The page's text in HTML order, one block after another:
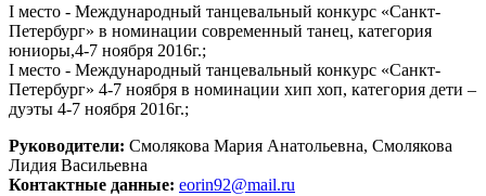
I место - Международный танцевальный конкурс «Санкт-
Петербург» в номинации современный танец, категория
юниоры,4-7 ноября 2016г.;
I место - Международный танцевальный конкурс «Санкт-
Петербург» 4-7 ноября в номинации хип хоп, категория дети –
дуэты 4-7 ноября 2016г.;
Руководители: Смолякова Мария Анатольевна, Смолякова
Лидия Васильевна
Контактные данные: eorin92@mail.ru